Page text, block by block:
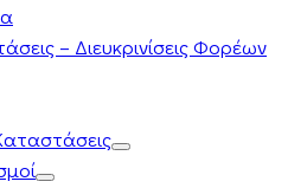
– Διευκρινίσεις Φορέων